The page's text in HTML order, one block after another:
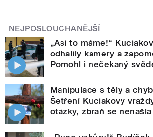
NEJPOSLOUCHANĚJŠÍ
„Asi to máme!“
odhalily kamery a
Pomohl i nečekaný
Manipulace s těly a
Šetření Kuciakovy
otázky, zbraň se nenašla